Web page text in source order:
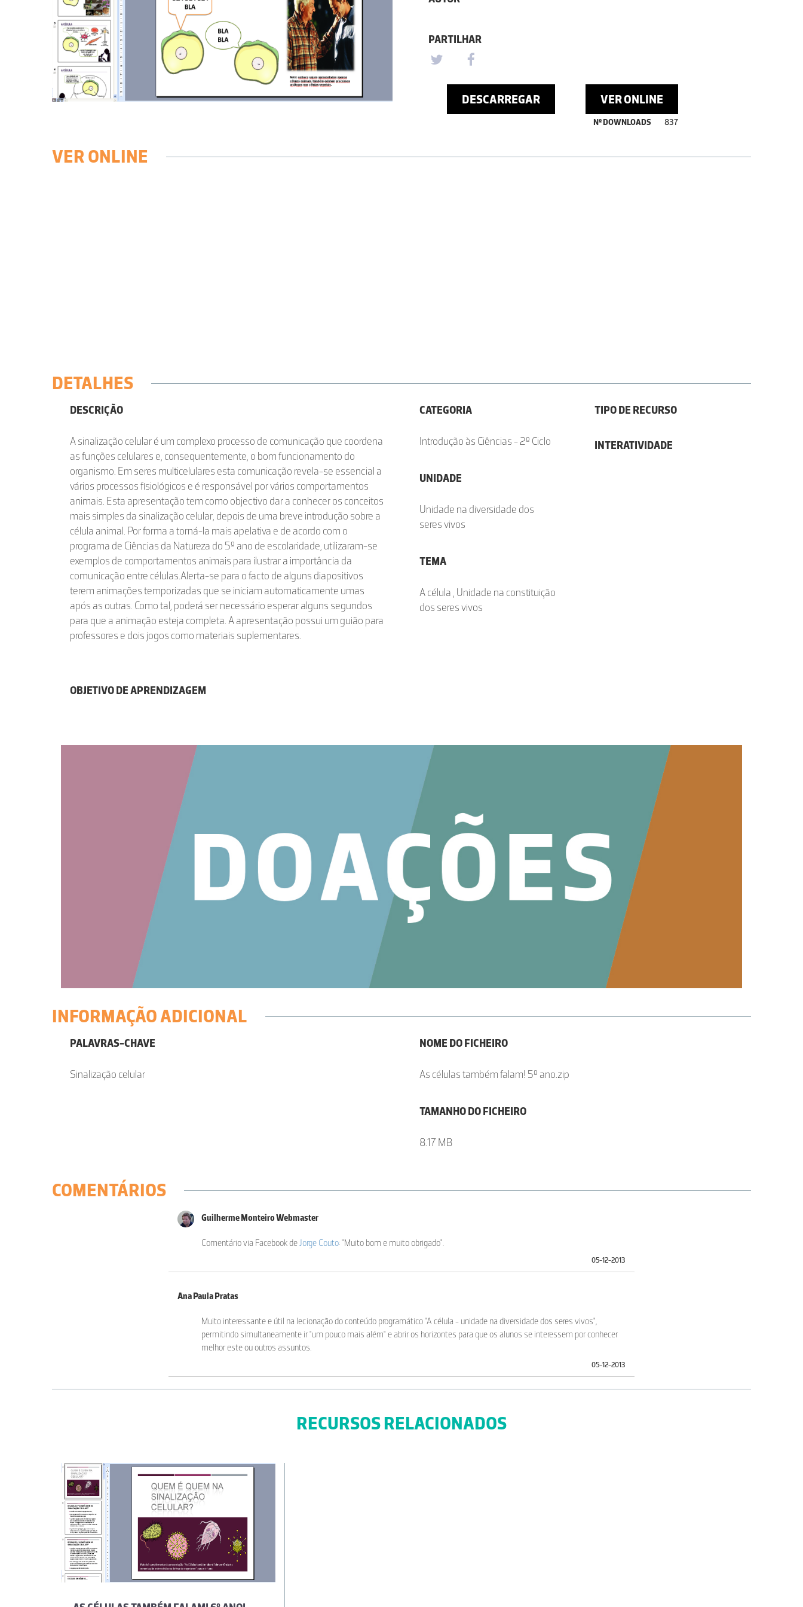
PARTILHAR
DESCARREGAR VER ONLINE
Nº DOWNLOADS 837
VER ONLINE
DETALHES
DESCRIÇÃO
A sinalização celular é um complexo processo de comunicação que coordena
as funções celulares e, consequentemente, o bom funcionamento do
organismo. Em seres multicelulares esta comunicação revela-se essencial a
vários processos fisiológicos e é responsável por vários comportamentos
animais. Esta apresentação tem como objectivo dar a conhecer os conceitos
mais simples da sinalização celular, depois de uma breve introdução sobre a
célula animal. Por forma a torná-la mais apelativa e de acordo com o
programa de Ciências da Natureza do 5º ano de escolaridade, utilizaram-se
exemplos de comportamentos animais para ilustrar a importância da
comunicação entre células.Alerta-se para o facto de alguns diapositivos
terem animações temporizadas que se iniciam automaticamente umas
após as outras. Como tal, poderá ser necessário esperar alguns segundos
para que a animação esteja completa. A apresentação possui um guião para
professores e dois jogos como materiais suplementares.
OBJETIVO DE APRENDIZAGEM
CATEGORIA
Introdução às Ciências - 2º Ciclo
UNIDADE
Unidade na diversidade dos
seres vivos
TEMA
A célula , Unidade na constituição
dos seres vivos
TIPO DE RECURSO
INTERATIVIDADE
INFORMAÇÃO ADICIONAL
PALAVRAS-CHAVE
Sinalização celular
NOME DO FICHEIRO
As células também falam! 5º ano.zip
TAMANHO DO FICHEIRO
8.17 MB
COMENTÁRIOS
Guilherme Monteiro Webmaster
Comentário via Facebook deJorge Couto: "Muito bom e muito obrigado".
05-12-2013
Ana Paula Pratas
Muito interessante e útil na lecionação do conteúdo programático "A célula - unidade na diversidade dos seres vivos",
permitindo simultaneamente ir "um pouco mais além" e abrir os horizontes para que os alunos se interessem por conhecer
melhor este ou outros assuntos.
05-12-2013
RECURSOS RELACIONADOS